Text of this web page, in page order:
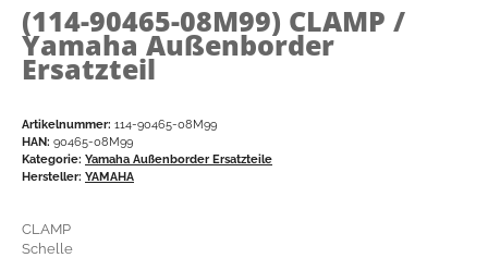
(114-90465-08M99) CLAMP /
Yamaha Außenborder
Ersatzteil
Artikelnummer: 114-90465-08M99
HAN: 90465-08M99
Kategorie: Yamaha Außenborder Ersatzteile
Hersteller: YAMAHA
CLAMP
Schelle